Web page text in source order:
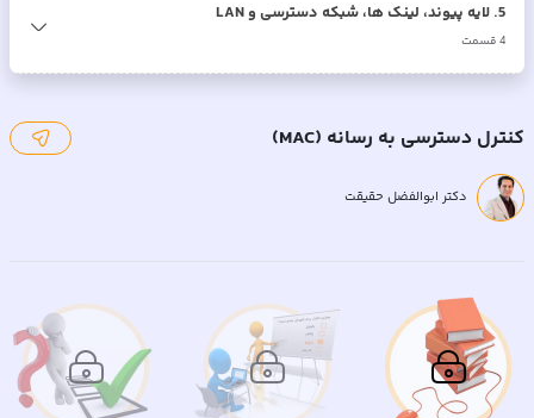
5
. لایه پیوند، لینک ها، شبکه دسترسی و LAN
4قسمت
کنترل دسترسی به رسانه (MAC)
دکتر ابوالفضل حقیقت